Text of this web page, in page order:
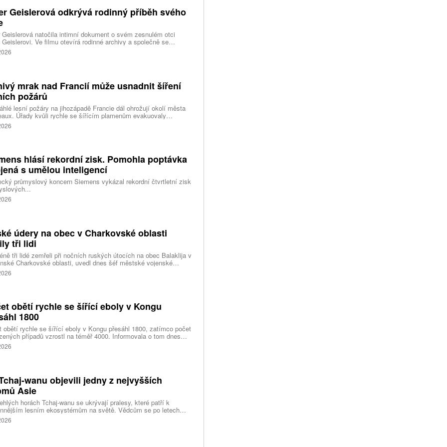
Geislerová odkrývá rodinný příběh svého
Geislerová natočila intimní dokument o svém zesnulém otci
Geislerovi. Ve filmu otevírá rodinné archivy a společně se
Aňou skládá portrét talentovaného muže, který měl v sobě
i temnější stránku.
mrak nad Francií může usnadnit šíření
požárů
lesní požáry na jihozápadě Francie dál ohrožují okolí města
Úřady kvůli rychle se šířícím plamenům evakuovaly
lidí a nevylučují ani další rozšiřování bezpečnostních
Hasiči zároveň čelí neobvyklému jevu, který podle nich
hlásí rekordní zisk. Pomohla poptávka
s umělou inteligencí
průmyslový koncern Siemens vykázal rekordní čtvrtletní zisk
údery na obec v Charkovské oblasti
tři lidi
tři lidé zemřeli při nočních ruských útocích na obec Balaklija v
Charkovské oblasti, uvedl dnes šéf městské vojenské
Vitalij Karabanov. Ukrajinské letectvo ráno oznámilo, že Rusko
útočilo na Ukrajinu čtyřmi střelami a 101 bezpilotními letouny,
obětí rychle se šířící eboly v Kongu
1800
obětí rychle se šířící eboly v Kongu přesáhl 1800, zatímco počet
případů vzrostl na téměř 4000. Informovala o tom dnes
Reuters s odkazem na konžské úřady.
wanu objevili jedny z nejvyšších
Asie
horách Tchaj-wanu se ukrývají pralesy, které patří k
lesním ekosystémům na světě. Vědcům se po letech
pátrání podařilo objevit jedli tchajwanskou vysokou 84,1
která je dnes považována za nejvyšší známý strom ve